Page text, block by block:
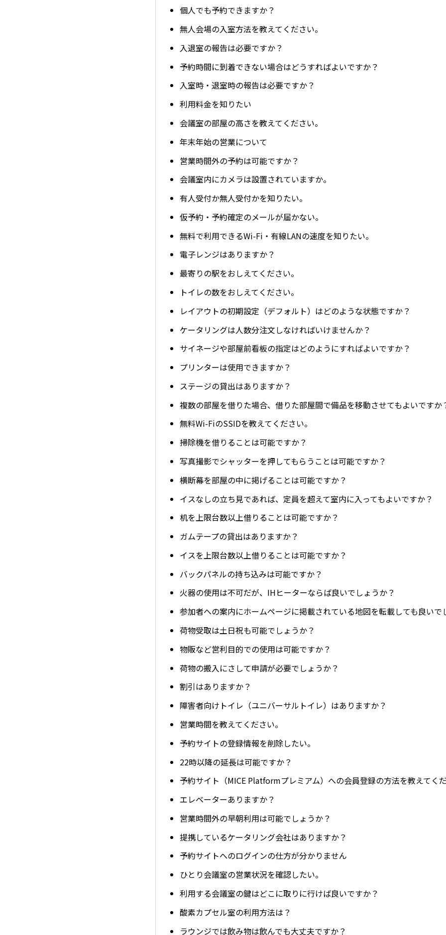
個人でも予約できますか？
無人会場の入室方法を教えてください。
入退室の報告は必要ですか？
予約時間に到着できない場合はどうすればよいですか？
入室時・退室時の報告は必要ですか？
利用料金を知りたい
会議室の部屋の高さを教えてください。
年末年始の営業について
営業時間外の予約は可能ですか？
会議室内にカメラは設置されていますか。
有人受付か無人受付かを知りたい。
仮予約・予約確定のメールが届かない。
無料で利用できるWi-Fi・有線LANの速度を知りたい。
電子レンジはありますか？
最寄りの駅をおしえてください。
トイレの数をおしえてください。
レイアウトの初期設定（デフォルト）はどのような状態ですか？
ケータリングは人数分注文しなければいけませんか？
サイネージや部屋前看板の指定はどのようにすればよいですか？
プリンターは使用できますか？
ステージの貸出はありますか？
複数の部屋を借りた場合、借りた部屋間で備品を移動させてもよいですか
無料Wi-FiのSSIDを教えてください。
掃除機を借りることは可能ですか？
写真撮影でシャッターを押してもらうことは可能ですか？
横断幕を部屋の中に掲げることは可能ですか？
イスなしの立ち見であれば、定員を超えて室内に入ってもよいですか？
机を上限台数以上借りることは可能ですか？
ガムテープの貸出はありますか？
イスを上限台数以上借りることは可能ですか？
バックパネルの持ち込みは可能ですか？
火器の使用は不可だが、IHヒーターならば良いでしょうか？
参加者への案内にホームページに掲載されている地図を転載しても良いで
荷物受取は土日祝も可能でしょうか？
物販など営利目的での使用は可能ですか？
荷物の搬入にさして申請が必要でしょうか？
割引はありますか？
障害者向けトイレ（ユニバーサルトイレ）はありますか？
営業時間を教えてください。
予約サイトの登録情報を削除したい。
22時以降の延長は可能ですか？
予約サイト（MICE Platformプレミアム）への会員登録の方法を教えてく
エレベーターありますか？
営業時間外の早朝利用は可能でしょうか？
提携しているケータリング会社はありますか？
予約サイトへのログインの仕方が分かりません
ひとり会議室の営業状況を確認したい。
利用する会議室の鍵はどこに取りに行けば良いですか？
酸素カプセル室の利用方法は？
ラウンジでは飲み物は飲んでも大丈夫ですか？